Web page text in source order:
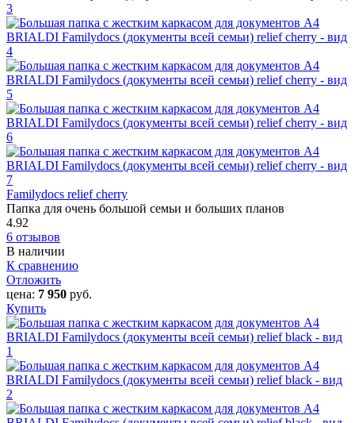
Familydocs relief cherry
Папка для очень большой семьи и больших планов
4.92
6 отзывов
В наличии
К сравнению
Отложить
цена: 7 950 руб.
Купить